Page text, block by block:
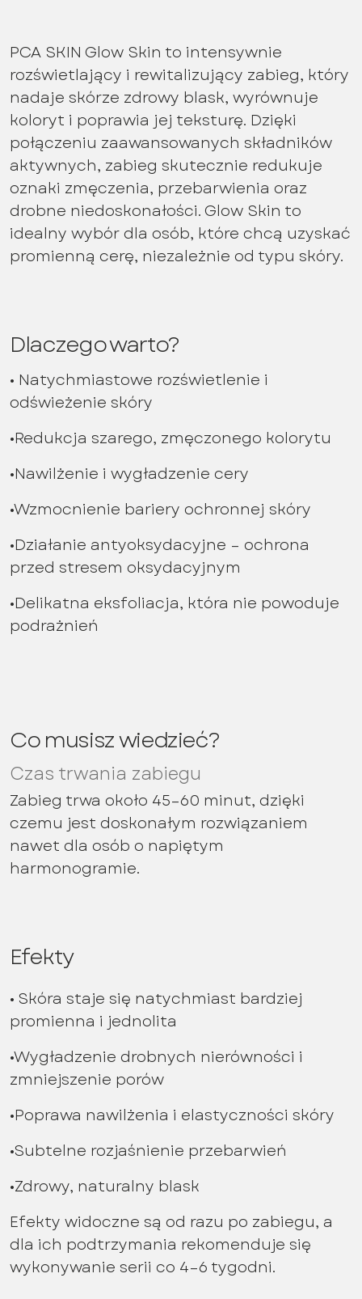
PCA SKIN Glow Skin to intensywnie
rozświetlający i rewitalizujący zabieg, który
nadaje skórze zdrowy blask, wyrównuje
koloryt i poprawia jej teksturę. Dzięki
połączeniu zaawansowanych składników
aktywnych, zabieg skutecznie redukuje
oznaki zmęczenia, przebarwienia oraz
drobne niedoskonałości. Glow Skin to
idealny wybór dla osób, które chcą uzyskać
promienną cerę, niezależnie od typu skóry.
Dlaczego warto?
• Natychmiastowe rozświetlenie i
odświeżenie skóry
•Redukcja szarego, zmęczonego kolorytu
•Nawilżenie i wygładzenie cery
•Wzmocnienie bariery ochronnej skóry
•Działanie antyoksydacyjne – ochrona
przed stresem oksydacyjnym
•Delikatna eksfoliacja, która nie powoduje
podrażnień
Co musisz wiedzieć?
Czas trwania zabiegu
Zabieg trwa około 45–60 minut, dzięki
czemu jest doskonałym rozwiązaniem
nawet dla osób o napiętym
harmonogramie.
Efekty
• Skóra staje się natychmiast bardziej
promienna i jednolita
•Wygładzenie drobnych nierówności i
zmniejszenie porów
•Poprawa nawilżenia i elastyczności skóry
•Subtelne rozjaśnienie przebarwień
•Zdrowy, naturalny blask
Efekty widoczne są od razu po zabiegu, a
dla ich podtrzymania rekomenduje się
wykonywanie serii co 4–6 tygodni.